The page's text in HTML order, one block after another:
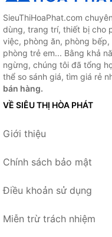
SieuThiHoaPhat.com
dùng, trang trí, thiết bị cho
việc, phòng ăn, phòng
phòng trẻ em... Bằng khả
ngừng, chúng tôi đã tổng
thể so sánh giá, tìm giá rẻ
bán hàng.
VỀ SIÊU THỊ HÒA PHÁT
Giới thiệu
Chính sách bảo mật
Điều khoản sử dụng
Miễn trừ trách nhiệm